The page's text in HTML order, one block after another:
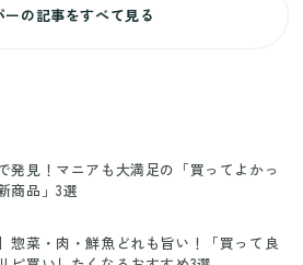
ーの記事をすべて見る
発見！マニアも大満足の「買ってよかっ
商品」3選
惣菜・肉・鮮魚どれも旨い！「買って良